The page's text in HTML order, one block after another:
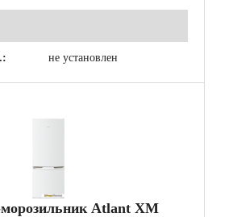
не установлен
морозильник Atlant ХМ